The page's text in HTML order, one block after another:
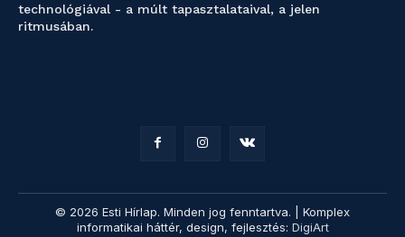
technológiával - a múlt tapasztalataival, a jelen
ritmusában.
© 2026 Esti Hírlap. Minden jog fenntartva. | Komplex
informatikai háttér, design, fejlesztés: DigiArt